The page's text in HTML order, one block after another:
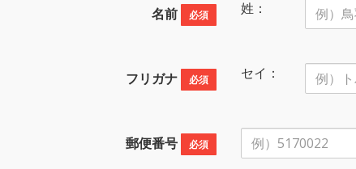
名前 必須 姓：
フリガナ 必須 セイ：
郵便番号 必須